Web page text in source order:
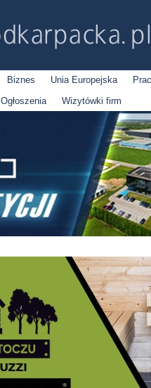
Biznes Unia Europejska
Ogłoszenia Wizytówki firm